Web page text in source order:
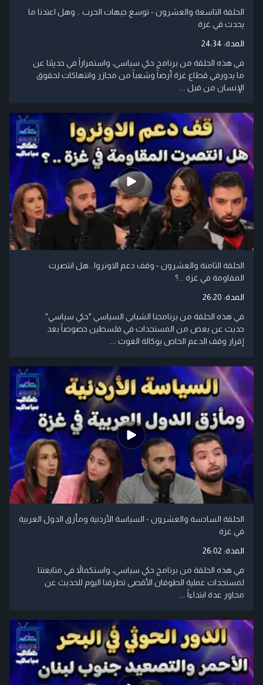
الحلقة التاسعة والعشرون - توسع جبهات الحرب .. وهل اعتدنا ما
يحدث في غزة
المدة: 24:34
في هذه الحلقة من برنامج حكي سياسي، واستمراراً في حديثنا عن
ما يدورفي قطاع غزة أرضاً وشعباً من مجازر وانتهاكات لحقوق
الإنسان من قبل ....
الحلقة الثامنة والعشرون - وقف دعم الاونروا ..هل انتصرت
المقاومة في غزة .. ؟
المدة: 26:20
في هذه الحلقة من برنامجنا الشبابي السياسي "حكي سياسي"
حديث عن بعض من المستجدات في فلسطين خصوصاً بعد
إقرار وقف الدعم الخاص بوكالة الغوث ....
الحلقة السادسة والعشرون - السياسة الأردنية ومأزق الدول العربية
في غزة
المدة: 26:02
في هذه الحلقة من برنامج حكي سياسي، واستكمالاً في متابعتنا
لمستجدات عملية الطوفان الأقصى تطرقنا اليوم للحديث عن
محاور عدة ابتداءاً ....